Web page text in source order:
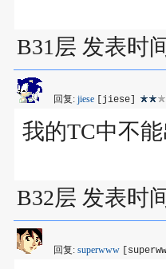
B31层 发表时
回复: jiese [jiese]
我的TC中不
B32层 发表时
回复: superwww